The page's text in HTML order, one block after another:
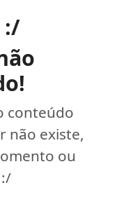
:/
conteúdo
não existe,
ou